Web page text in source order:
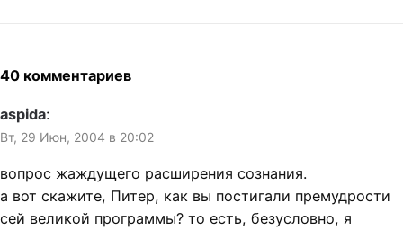
40 комментариев
aspida:
Вт, 29 Июн, 2004 в 20:02
вопрос жаждущего расширения сознания.
а вот скажите, Питер, как вы постигали премудрости
сей великой программы? то есть, безусловно, я